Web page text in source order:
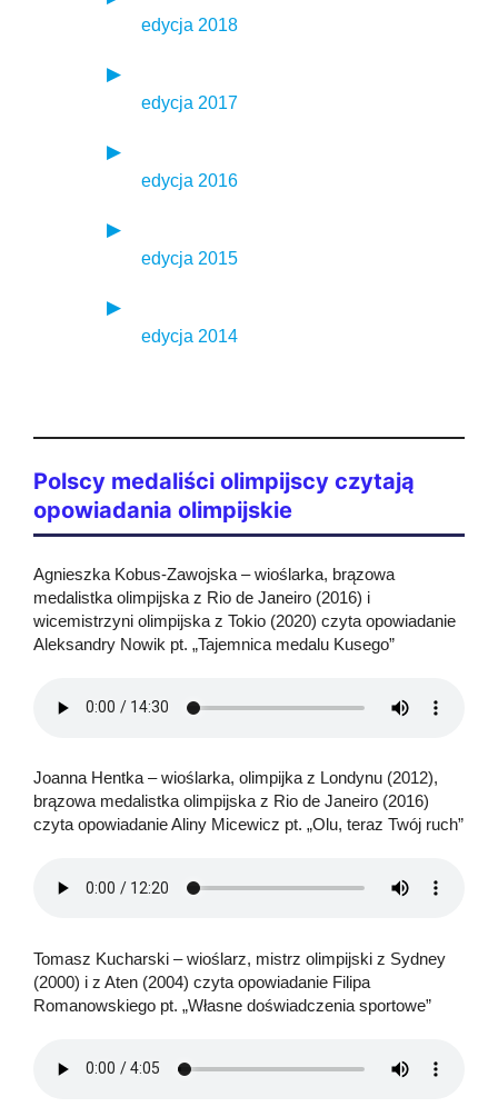
edycja 2018
edycja 2017
edycja 2016
edycja 2015
edycja 2014
Polscy medaliści olimpijscy czytają
opowiadania olimpijskie
Agnieszka Kobus-Zawojska – wioślarka, brązowa
medalistka olimpijska z Rio de Janeiro (2016) i
wicemistrzyni olimpijska z Tokio (2020) czyta opowiadanie
Aleksandry Nowik pt. „Tajemnica medalu Kusego”
Joanna Hentka – wioślarka, olimpijka z Londynu (2012),
brązowa medalistka olimpijska z Rio de Janeiro (2016)
czyta opowiadanie Aliny Micewicz pt. „Olu, teraz Twój ruch”
Tomasz Kucharski – wioślarz, mistrz olimpijski z Sydney
(2000) i z Aten (2004) czyta opowiadanie Filipa
Romanowskiego pt. „Własne doświadczenia sportowe”